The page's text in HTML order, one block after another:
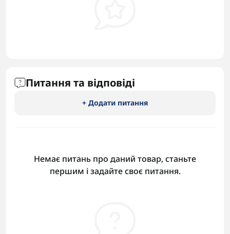
Питання та відповіді
+ Додати питання
Немає питань про даний товар, станьте
першим і задайте своє питання.